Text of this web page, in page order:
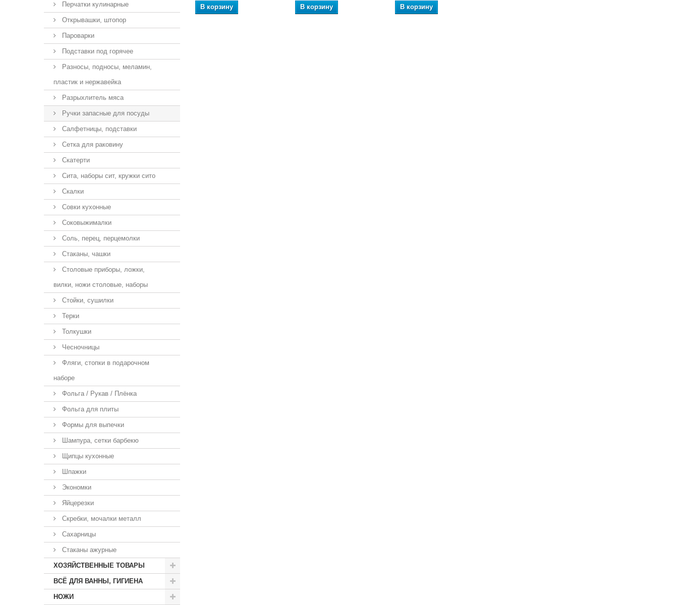
Перчатки кулинарные
Открывашки, штопор
Пароварки
Подставки под горячее
Разносы, подносы, меламин,
пластик и нержавейка
Разрыхлитель мяса
Ручки запасные для посуды
Салфетницы, подставки
Сетка для раковину
Скатерти
Сита, наборы сит, кружки сито
Скалки
Совки кухонные
Соковыжималки
Соль, перец, перцемолки
Стаканы, чашки
Столовые приборы, ложки,
вилки, ножи столовые, наборы
Стойки, сушилки
Терки
Толкушки
Чесночницы
Фляги, стопки в подарочном
наборе
Фольга / Рукав / Плёнка
Фольга для плиты
Формы для выпечки
Шампура, сетки барбекю
Щипцы кухонные
Шпажки
Экономки
Яйцерезки
Скребки, мочалки металл
Сахарницы
Стаканы ажурные
ХОЗЯЙСТВЕННЫЕ ТОВАРЫ
ВСЁ ДЛЯ ВАННЫ, ГИГИЕНА
НОЖИ
В корзину В корзину В корзину